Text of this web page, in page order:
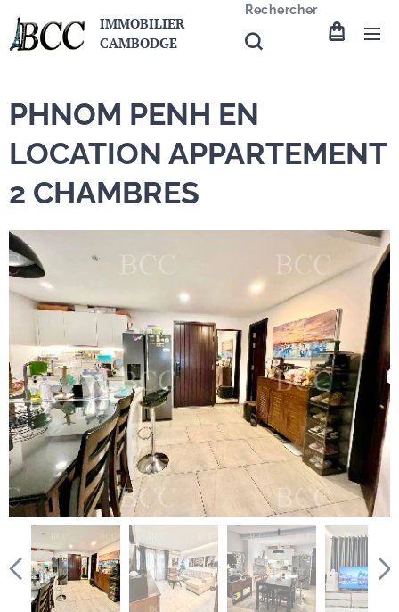
IMMOBILIER
CAMBODGE
Rechercher
PHNOM PENH EN
LOCATION APPARTEMENT
2 CHAMBRES